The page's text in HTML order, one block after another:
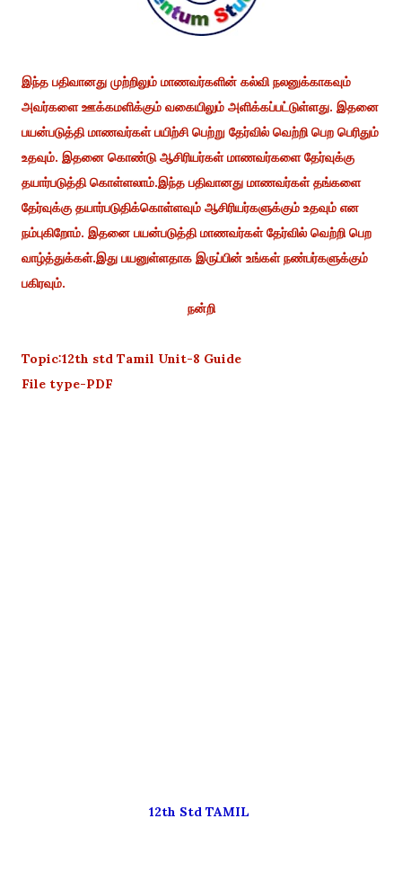
இந்த பதிவானது முற்றிலும் மாணவர்களின் கல்வி நலனுக்காகவும்
அவர்களை ஊக்கமளிக்கும் வகையிலும் அளிக்கப்பட்டுள்ளது. இதனை
பயன்படுத்தி மாணவர்கள் பயிற்சி பெற்று தேர்வில் வெற்றி பெற பெரிதும்
உதவும். இதனை கொண்டு ஆசிரியர்கள் மாணவர்களை தேர்வுக்கு
தயார்படுத்தி கொள்ளலாம்.இந்த பதிவானது மாணவர்கள் தங்களை
தேர்வுக்கு தயார்படுதிக்கொள்ளவும் ஆசிரியர்களுக்கும் உதவும் என
நம்புகிறோம். இதனை பயன்படுத்தி மாணவர்கள் தேர்வில் வெற்றி பெற
வாழ்த்துக்கள்.இது பயனுள்ளதாக இருப்பின் உங்கள் நண்பர்களுக்கும்
பகிரவும்.
நன்றி
Topic:12th std Tamil Unit-8 Guide
File type-PDF
12th Std TAMIL